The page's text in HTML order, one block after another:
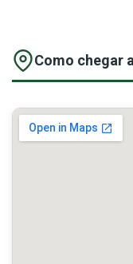
Como chegar